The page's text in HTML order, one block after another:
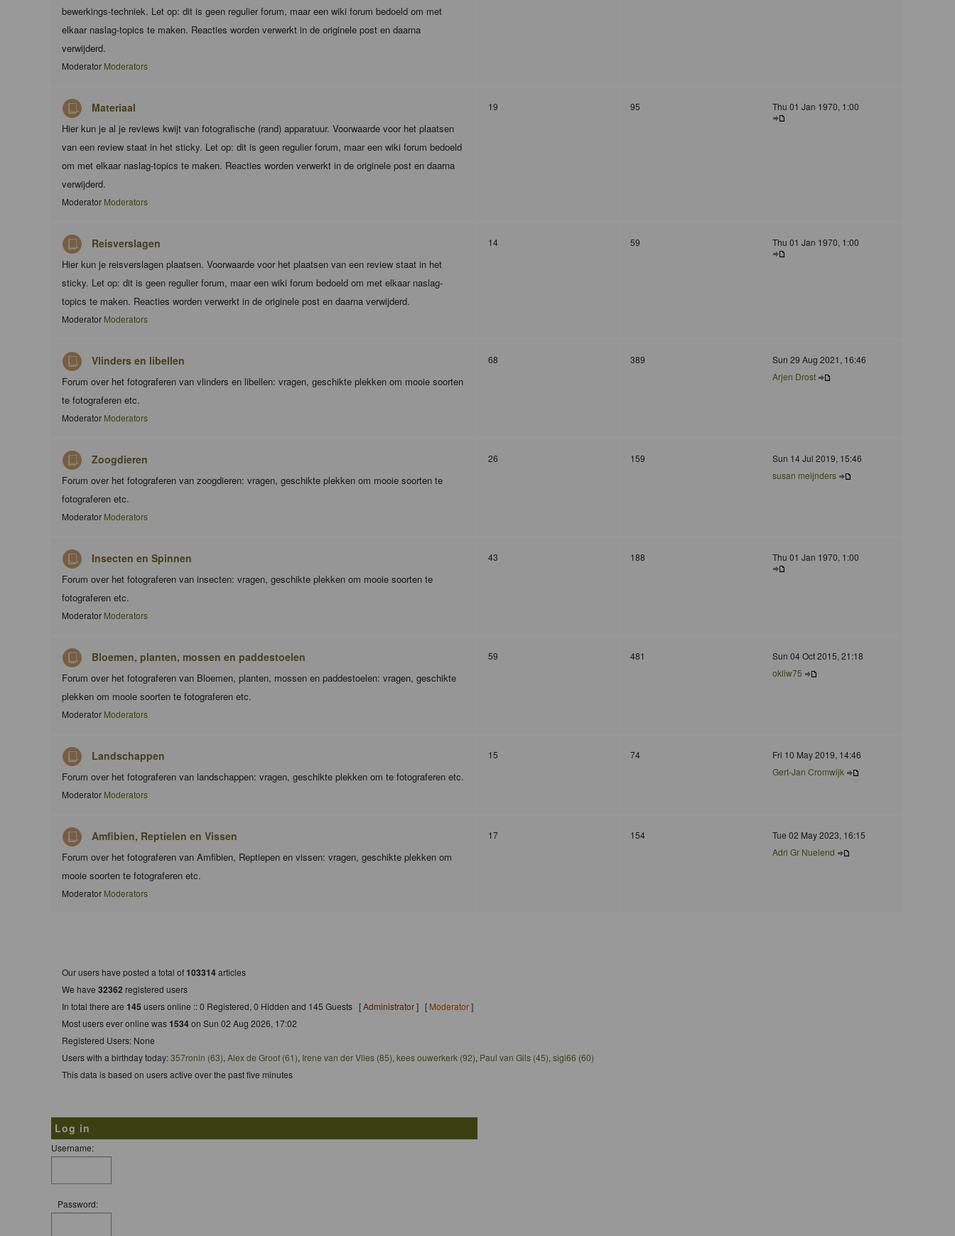
bewerkings-techniek. Let op: dit is geen regulier forum, maar een wiki forum bedoeld om met
elkaar naslag-topics te maken. Reacties worden verwerkt in de originele post en daarna
verwijderd.
Moderator Moderators
Materiaal
Hier kun je al je reviews kwijt van fotografische (rand) apparatuur. Voorwaarde voor het plaatsen
van een review staat in het sticky. Let op: dit is geen regulier forum, maar een wiki forum bedoeld
om met elkaar naslag-topics te maken. Reacties worden verwerkt in de originele post en daarna
verwijderd.
Moderator Moderators
19 95 Thu 01 Jan 1970, 1:00
Reisverslagen
Hier kun je reisverslagen plaatsen. Voorwaarde voor het plaatsen van een review staat in het
sticky. Let op: dit is geen regulier forum, maar een wiki forum bedoeld om met elkaar naslag-
topics te maken. Reacties worden verwerkt in de originele post en daarna verwijderd.
Moderator Moderators
14 59 Thu 01 Jan 1970, 1:00
Vlinders en libellen
Forum over het fotograferen van vlinders en libellen: vragen, geschikte plekken om mooie soorten
te fotograferen etc.
Moderator Moderators
68 389
Sun 29 Aug 2021, 16:46
Arjen Drost
Zoogdieren
Forum over het fotograferen van zoogdieren: vragen, geschikte plekken om mooie soorten te
fotograferen etc.
Moderator Moderators
26 159
Sun 14 Jul 2019, 15:46
susan meijnders
Insecten en Spinnen
Forum over het fotograferen van insecten: vragen, geschikte plekken om mooie soorten te
fotograferen etc.
Moderator Moderators
43 188 Thu 01 Jan 1970, 1:00
Bloemen, planten, mossen en paddestoelen
Forum over het fotograferen van Bloemen, planten, mossen en paddestoelen: vragen, geschikte
plekken om mooie soorten te fotograferen etc.
Moderator Moderators
59 481
Sun 04 Oct 2015, 21:18
okliw75
Landschappen
Forum over het fotograferen van landschappen: vragen, geschikte plekken om te fotograferen etc.
Moderator Moderators
15 74
Fri 10 May 2019, 14:46
Gert-Jan Cromwijk
Amfibien, Reptielen en Vissen
Forum over het fotograferen van Amfibien, Reptiepen en vissen: vragen, geschikte plekken om
mooie soorten te fotograferen etc.
Moderator Moderators
17 154
Tue 02 May 2023, 16:15
Adri Gr Nuelend
Our users have posted a total of103314articles
We have 32362 registered users
In total there are 145 users online :: 0 Registered, 0 Hidden and 145 Guests [Administrator] [ Moderator]
Most users ever online was1534on Sun 02 Aug 2026, 17:02
Registered Users: None
Users with a birthday today:357ronin (63), Alex de Groot (61), Irene van der Vlies (85), kees ouwerkerk (92), Paul van Gils (45), sigi66 (60)
This data is based on users active over the past five minutes
Log in
Username:
Password: